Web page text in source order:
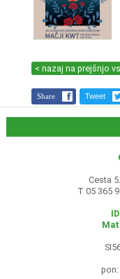
< nazaj na prejšnjo
Share Tweet
Cesta
T 05 365
pon: